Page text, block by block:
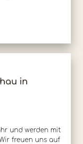
in
und werden mit
freuen uns auf